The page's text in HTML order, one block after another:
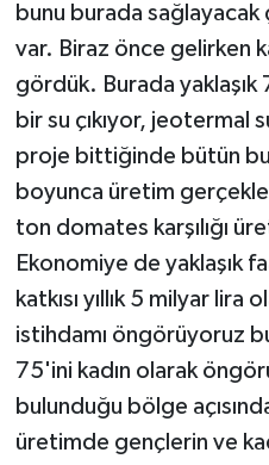
bunu burada
var. Biraz önce gelirken
gördük. Burada
bir su çıkıyor, jeotermal
proje bittiğinde bütün
boyunca üretim
ton domates karşılığı
Ekonomiye de yaklaşık
katkısı yıllık 5 milyar
istihdamı öngörüyoruz
75'ini kadın olarak
bulunduğu bölge
üretimde gençlerin ve